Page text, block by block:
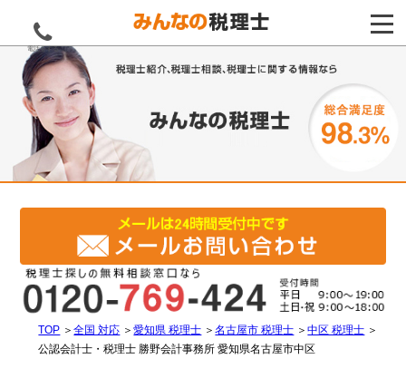
電話をする
TOP ＞全国 対応 ＞愛知県 税理士 ＞名古屋市 税理士 ＞中区 税理士 ＞
公認会計士・税理士 勝野会計事務所 愛知県名古屋市中区